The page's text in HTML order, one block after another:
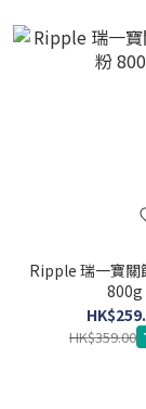
Ripple 瑞一寶關
800g
HK$359.00